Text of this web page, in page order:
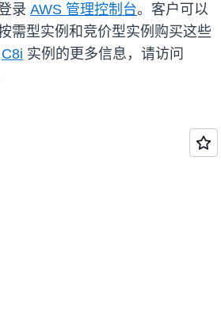
录 AWS 管理控制台。客户可以
需型实例和竞价型实例购买这些
C8i 实例的更多信息，请访问